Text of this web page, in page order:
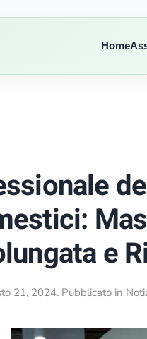
Home
e
21, 2024. Pubblicato in